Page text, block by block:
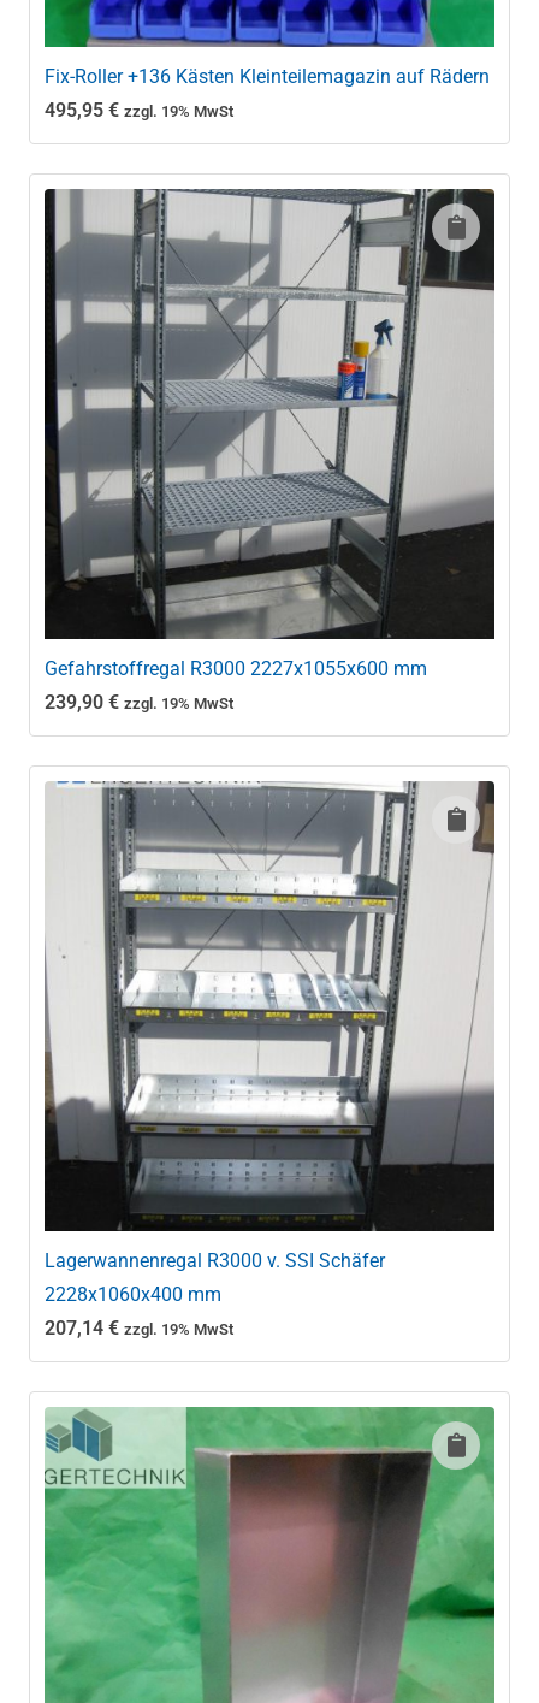
Fix-Roller +136 Kästen Kleinteilemagazin auf Rädern
495,95 € zzgl. 19% MwSt
Gefahrstoffregal R3000 2227x1055x600 mm
239,90 € zzgl. 19% MwSt
Lagerwannenregal R3000 v. SSI Schäfer
2228x1060x400 mm
207,14 € zzgl. 19% MwSt